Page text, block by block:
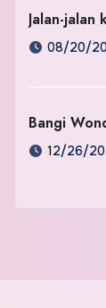
Jalan-
08/20/
Bangi
12/26/